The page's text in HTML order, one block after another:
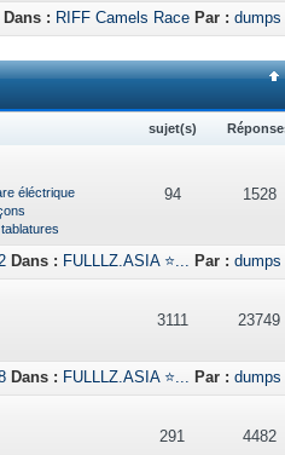
Dans : RIFF Camels Race Par : dumps
sujet(s)
éléctrique
94 1528
Dans : FULLLZ.ASIA ⭐... Par : dumps
3111 23749
Dans : FULLLZ.ASIA ⭐... Par : dumps
291 4482